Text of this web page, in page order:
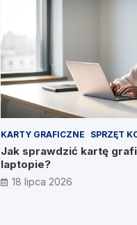
KARTY GRAFICZNE SPRZĘT
Jak sprawdzić kartę
laptopie?
18 lipca 2026